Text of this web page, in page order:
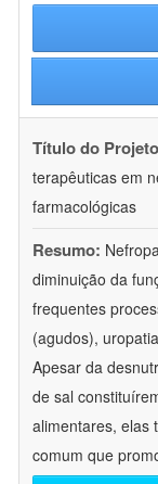
Título do
terapêuticas em
farmacológicas
Resumo:
diminuição da
frequentes
(agudos),
Apesar da
de sal
alimentares, elas
comum que